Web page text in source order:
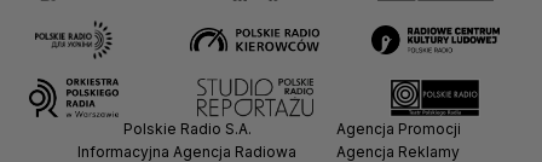
Polskie Radio S.A.
Informacyjna Agencja Radiowa
Agencja Promocji
Agencja Reklamy